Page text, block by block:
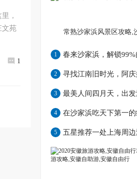
，
文苑
1
常熟沙家浜风景区攻略,
1 春来沙家浜，解锁
的“最乡愁”土灶饭
2 寻找江南旧时光，阿
就在这里！
3 最美人间四月天，出
春天的尾巴！
4 在沙家浜吃天下第一
不过的地道美食
5 五星推荐一处上海周
家浜湿地芦苇荡